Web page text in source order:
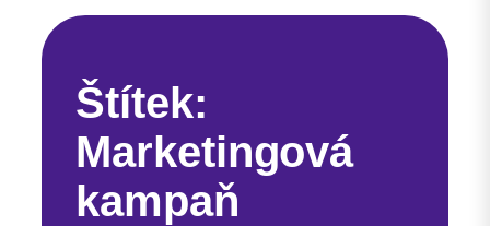
Štítek:
Marketingová
kampaň